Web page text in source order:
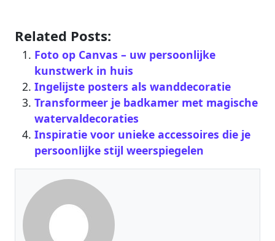
Related Posts:
Foto op Canvas – uw persoonlijke
kunstwerk in huis
Ingelijste posters als wanddecoratie
Transformeer je badkamer met magische
watervaldecoraties
Inspiratie voor unieke accessoires die je
persoonlijke stijl weerspiegelen